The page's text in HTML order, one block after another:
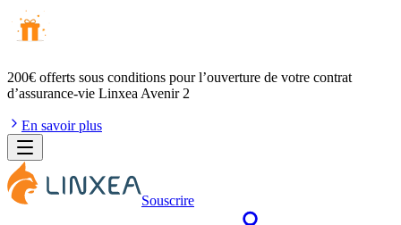
200€ offerts sous conditions pour l’ouverture de votre contrat
d’assurance-vie Linxea Avenir 2
En savoir plus
Souscrire